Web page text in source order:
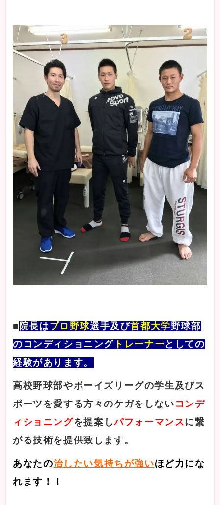
■ 院長はプロ野球選手及び首都大学野球部
のコンディショニング トレーナー としての
経験があります。
高校野球部やボーイズリーグの学生及びス
ポーツを愛する方々のケガをしないコンデ
ィショニングを提案しパフォーマンスに繋
がる技術を提供致します。
あなたの治したい気持ちが強いほど力にな
れます！！